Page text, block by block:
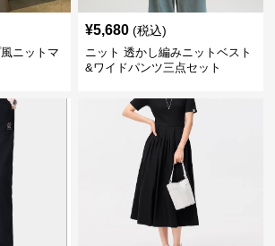
ニットマ
¥5,680 (税込)
ニット 透かし編みニットベスト
&ワイドパンツ三点セット